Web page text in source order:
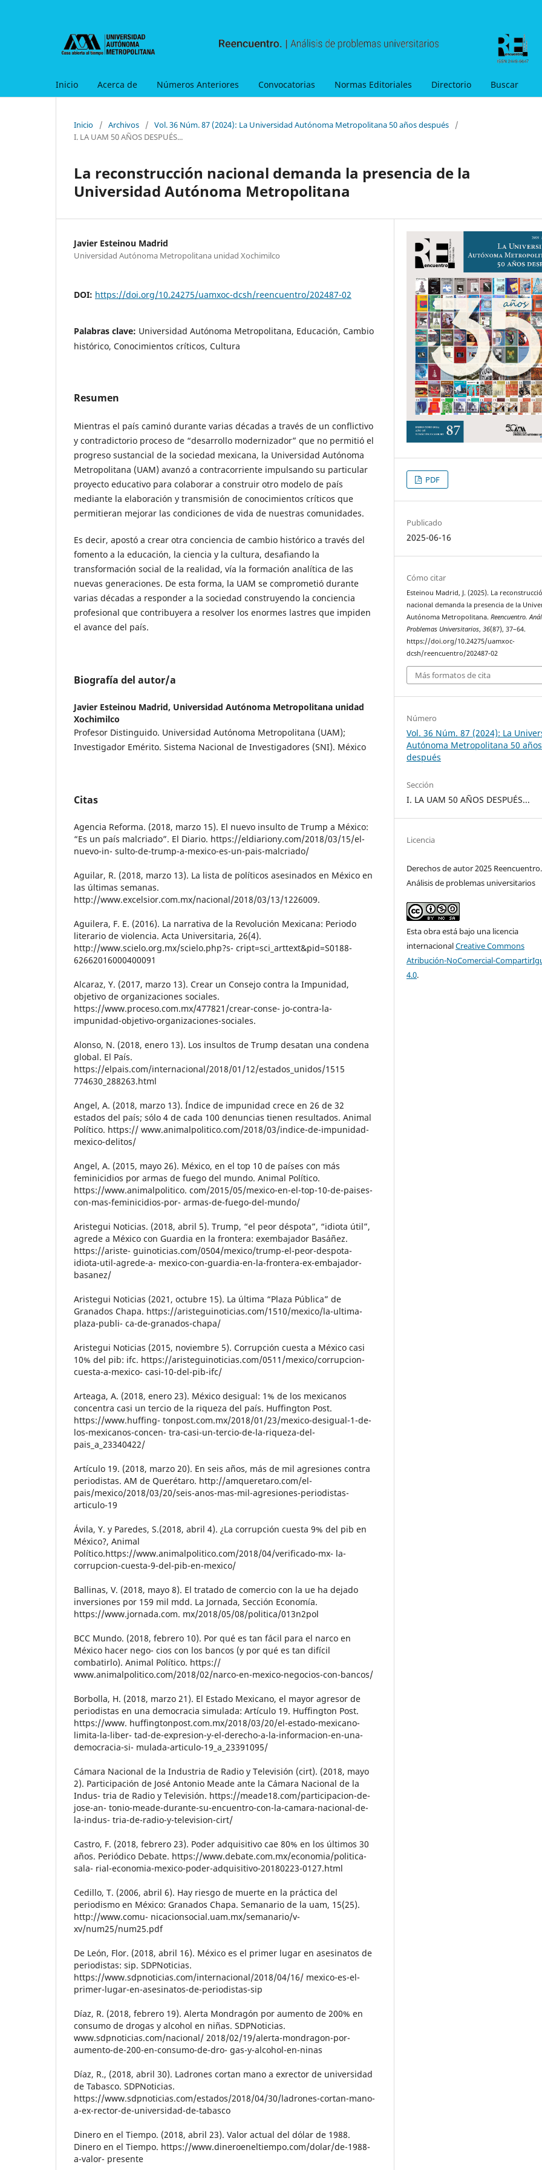
Inicio Acerca de Números Anteriores Convocatorias Normas Editoriales Directorio Buscar
Inicio / Archivos / Vol. 36 Núm. 87 (2024): La Universidad Autónoma Metropolitana 50 años después
/
I. LA UAM 50 AÑOS DESPUÉS...
La reconstrucción nacional demanda la presencia de la
Universidad Autónoma Metropolitana
Javier Esteinou Madrid
Universidad Autónoma Metropolitana unidad Xochimilco
DOI: https://doi.org/10.24275/uamxoc-dcsh/reencuentro/202487-02
Palabras clave: Universidad Autónoma Metropolitana, Educación, Cambio
histórico, Conocimientos críticos, Cultura
Resumen
Mientras el país caminó durante varias décadas a través de un conflictivo
y contradictorio proceso de “desarrollo modernizador” que no permitió el
progreso sustancial de la sociedad mexicana, la Universidad Autónoma
Metropolitana (UAM) avanzó a contracorriente impulsando su particular
proyecto educativo para colaborar a construir otro modelo de país
mediante la elaboración y transmisión de conocimientos críticos que
permitieran mejorar las condiciones de vida de nuestras comunidades.
Es decir, apostó a crear otra conciencia de cambio histórico a través del
fomento a la educación, la ciencia y la cultura, desafiando la
transformación social de la realidad, vía la formación analítica de las
nuevas generaciones. De esta forma, la UAM se comprometió durante
varias décadas a responder a la sociedad construyendo la conciencia
profesional que contribuyera a resolver los enormes lastres que impiden
el avance del país.
Biografía del autor/a
Javier Esteinou Madrid, Universidad Autónoma Metropolitana unidad
Xochimilco
Profesor Distinguido. Universidad Autónoma Metropolitana (UAM);
Investigador Emérito. Sistema Nacional de Investigadores (SNI). México
Citas
Agencia Reforma. (2018, marzo 15). El nuevo insulto de Trump a México:
“Es un país malcriado”. El Diario. https://eldiariony.com/2018/03/15/el-
nuevo-in- sulto-de-trump-a-mexico-es-un-pais-malcriado/
Aguilar, R. (2018, marzo 13). La lista de políticos asesinados en México en
las últimas semanas.
http://www.excelsior.com.mx/nacional/2018/03/13/1226009.
Aguilera, F. E. (2016). La narrativa de la Revolución Mexicana: Periodo
literario de violencia. Acta Universitaria, 26(4).
http://www.scielo.org.mx/scielo.php?s- cript=sci_arttext&pid=S0188-
62662016000400091
Alcaraz, Y. (2017, marzo 13). Crear un Consejo contra la Impunidad,
objetivo de organizaciones sociales.
https://www.proceso.com.mx/477821/crear-conse- jo-contra-la-
impunidad-objetivo-organizaciones-sociales.
Alonso, N. (2018, enero 13). Los insultos de Trump desatan una condena
global. El País.
https://elpais.com/internacional/2018/01/12/estados_unidos/1515
774630_288263.html
Angel, A. (2018, marzo 13). Índice de impunidad crece en 26 de 32
estados del país; sólo 4 de cada 100 denuncias tienen resultados. Animal
Político. https:// www.animalpolitico.com/2018/03/indice-de-impunidad-
mexico-delitos/
Angel, A. (2015, mayo 26). México, en el top 10 de países con más
feminicidios por armas de fuego del mundo. Animal Político.
https://www.animalpolitico. com/2015/05/mexico-en-el-top-10-de-paises-
con-mas-feminicidios-por- armas-de-fuego-del-mundo/
Aristegui Noticias. (2018, abril 5). Trump, “el peor déspota”, “idiota útil”,
agrede a México con Guardia en la frontera: exembajador Basáñez.
https://ariste- guinoticias.com/0504/mexico/trump-el-peor-despota-
idiota-util-agrede-a- mexico-con-guardia-en-la-frontera-ex-embajador-
basanez/
Aristegui Noticias (2021, octubre 15). La última “Plaza Pública” de
Granados Chapa. https://aristeguinoticias.com/1510/mexico/la-ultima-
plaza-publi- ca-de-granados-chapa/
Aristegui Noticias (2015, noviembre 5). Corrupción cuesta a México casi
10% del pib: ifc. https://aristeguinoticias.com/0511/mexico/corrupcion-
cuesta-a-mexico- casi-10-del-pib-ifc/
Arteaga, A. (2018, enero 23). México desigual: 1% de los mexicanos
concentra casi un tercio de la riqueza del país. Huffington Post.
https://www.huffing- tonpost.com.mx/2018/01/23/mexico-desigual-1-de-
los-mexicanos-concen- tra-casi-un-tercio-de-la-riqueza-del-
pais_a_23340422/
Artículo 19. (2018, marzo 20). En seis años, más de mil agresiones contra
periodistas. AM de Querétaro. http://amqueretaro.com/el-
pais/mexico/2018/03/20/seis-anos-mas-mil-agresiones-periodistas-
articulo-19
Ávila, Y. y Paredes, S.(2018, abril 4). ¿La corrupción cuesta 9% del pib en
México?, Animal
Político.https://www.animalpolitico.com/2018/04/verificado-mx- la-
corrupcion-cuesta-9-del-pib-en-mexico/
Ballinas, V. (2018, mayo 8). El tratado de comercio con la ue ha dejado
inversiones por 159 mil mdd. La Jornada, Sección Economía.
https://www.jornada.com. mx/2018/05/08/politica/013n2pol
BCC Mundo. (2018, febrero 10). Por qué es tan fácil para el narco en
México hacer nego- cios con los bancos (y por qué es tan difícil
combatirlo). Animal Político. https://
www.animalpolitico.com/2018/02/narco-en-mexico-negocios-con-bancos/
Borbolla, H. (2018, marzo 21). El Estado Mexicano, el mayor agresor de
periodistas en una democracia simulada: Artículo 19. Huffington Post.
https://www. huffingtonpost.com.mx/2018/03/20/el-estado-mexicano-
limita-la-liber- tad-de-expresion-y-el-derecho-a-la-informacion-en-una-
democracia-si- mulada-articulo-19_a_23391095/
Cámara Nacional de la Industria de Radio y Televisión (cirt). (2018, mayo
2). Participación de José Antonio Meade ante la Cámara Nacional de la
Indus- tria de Radio y Televisión. https://meade18.com/participacion-de-
jose-an- tonio-meade-durante-su-encuentro-con-la-camara-nacional-de-
la-indus- tria-de-radio-y-television-cirt/
Castro, F. (2018, febrero 23). Poder adquisitivo cae 80% en los últimos 30
años. Periódico Debate. https://www.debate.com.mx/economia/politica-
sala- rial-economia-mexico-poder-adquisitivo-20180223-0127.html
Cedillo, T. (2006, abril 6). Hay riesgo de muerte en la práctica del
periodismo en México: Granados Chapa. Semanario de la uam, 15(25).
http://www.comu- nicacionsocial.uam.mx/semanario/v-
xv/num25/num25.pdf
De León, Flor. (2018, abril 16). México es el primer lugar en asesinatos de
periodistas: sip. SDPNoticias.
https://www.sdpnoticias.com/internacional/2018/04/16/ mexico-es-el-
primer-lugar-en-asesinatos-de-periodistas-sip
Díaz, R. (2018, febrero 19). Alerta Mondragón por aumento de 200% en
consumo de drogas y alcohol en niñas. SDPNoticias.
www.sdpnoticias.com/nacional/ 2018/02/19/alerta-mondragon-por-
aumento-de-200-en-consumo-de-dro- gas-y-alcohol-en-ninas
Díaz, R., (2018, abril 30). Ladrones cortan mano a exrector de universidad
de Tabasco. SDPNoticias.
https://www.sdpnoticias.com/estados/2018/04/30/ladrones-cortan-mano-
a-ex-rector-de-universidad-de-tabasco
Dinero en el Tiempo. (2018, abril 23). Valor actual del dólar de 1988.
Dinero en el Tiempo. https://www.dineroeneltiempo.com/dolar/de-1988-
a-valor- presente
PDF
Publicado
2025-06-16
Cómo citar
Esteinou Madrid, J. (2025). La
nacional demanda la presencia de la
Autónoma Metropolitana.Reencuentro.
Problemas Universitarios,36(87), 37–64.
https://doi.org/10.24275/uamxoc-
dcsh/reencuentro/202487-02
Más formatos de cita
Número
Vol. 36 Núm. 87 (2024): La
Autónoma Metropolitana 50 años
después
Sección
I. LA UAM 50 AÑOS DESPUÉS...
Licencia
Derechos de autor 2025 Reencuentro.
Análisis de problemas universitarios
Esta obra está bajo una licencia
internacionalCreative Commons
Atribución-NoComercial-
4.0.